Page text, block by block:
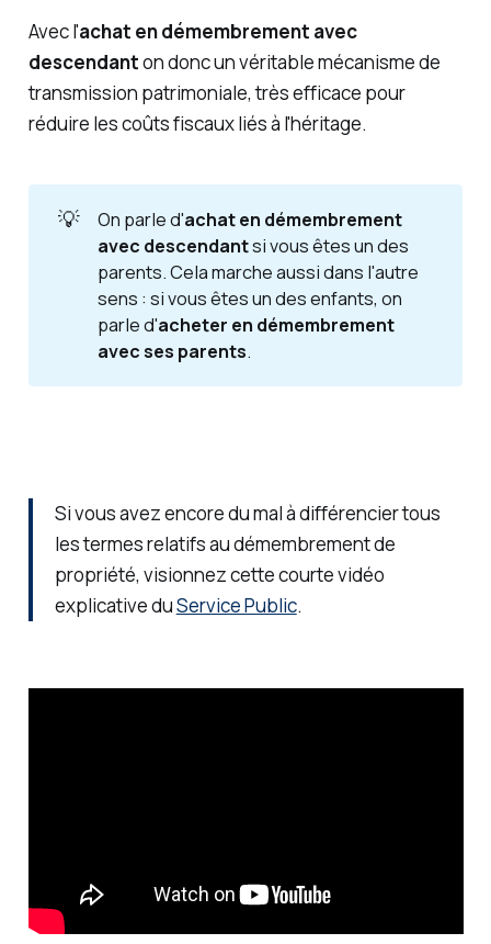
Avec l'achat en démembrement avec
descendanton donc un véritable mécanisme de
transmission patrimoniale, très efficace pour
réduire les coûts fiscaux liés à l'héritage.
💡 On parle d'achat en démembrement
avec descendantsi vous êtes un des
parents. Cela marche aussi dans l'autre
sens : si vous êtes un des enfants, on
parle d'acheter en démembrement
avec ses parents.
Si vous avez encore du mal à différencier tous
les termes relatifs au démembrement de
propriété, visionnez cette courte vidéo
explicative duService Public.